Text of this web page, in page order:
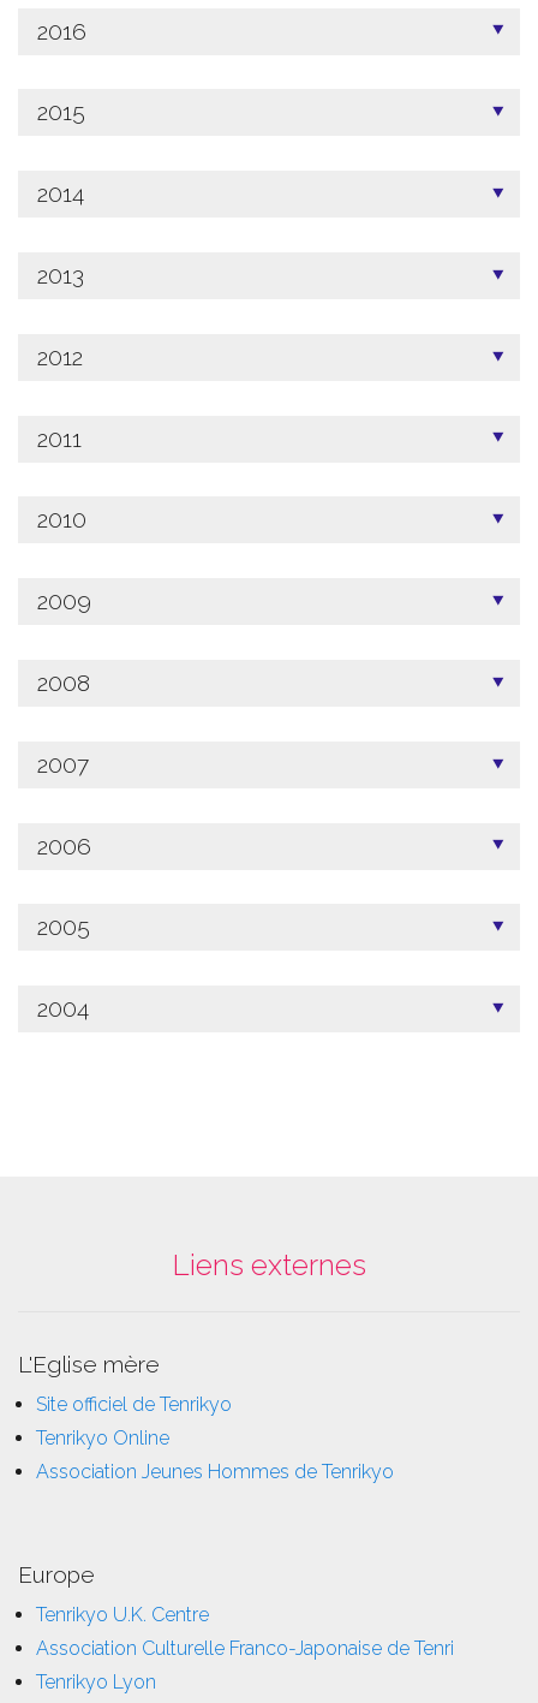
2016
2015
2014
2013
2012
2011
2010
2009
2008
2007
2006
2005
2004
Liens externes
L'Eglise mère
Site officiel de Tenrikyo
Tenrikyo Online
Association Jeunes Hommes de Tenrikyo
Europe
Tenrikyo U.K. Centre
Association Culturelle Franco-Japonaise de Tenri
Tenrikyo Lyon